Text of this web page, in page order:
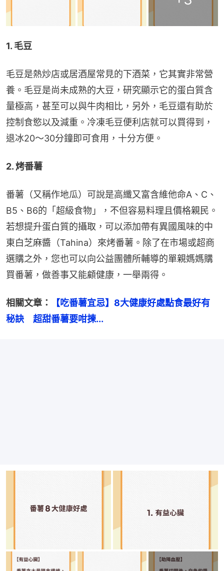
1. 毛豆
毛豆是熱炒店或居酒屋常見的下酒菜，它其實非常營
養。毛豆是尚未成熟的大豆，研究顯示它的蛋白質含
量極高，甚至可以與牛肉相比，另外，毛豆還有助於
控制食慾以及減重。冷凍毛豆便利店就可以買得到，
退冰20～30分鐘即可食用，十分方便。
2. 烤番薯
番薯（又稱作地瓜）可說是高纖又富含維他命A、C、
B5、B6的「超級食物」，不但容易料理且價格親民。
若想提升蛋白質的攝取，可以添加帶有異國風味的中
東白芝麻醬（Tahina）來烤番薯。除了在市場或超商
選購之外，您也可以向公益團體所輔導的單親媽媽購
買番薯，做善事又能顧健康，一舉兩得。
相關文章：
【吃番薯宜忌】8大健康好處點食最好有
秘訣　超甜番薯要咁揀...